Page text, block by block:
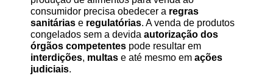
consumidor precisa obedecer a regras
sanitárias e regulatórias. A venda de produtos
congelados sem a devida autorização dos
órgãos competentes
interdições, multas e até mesmo em ações
judiciais.